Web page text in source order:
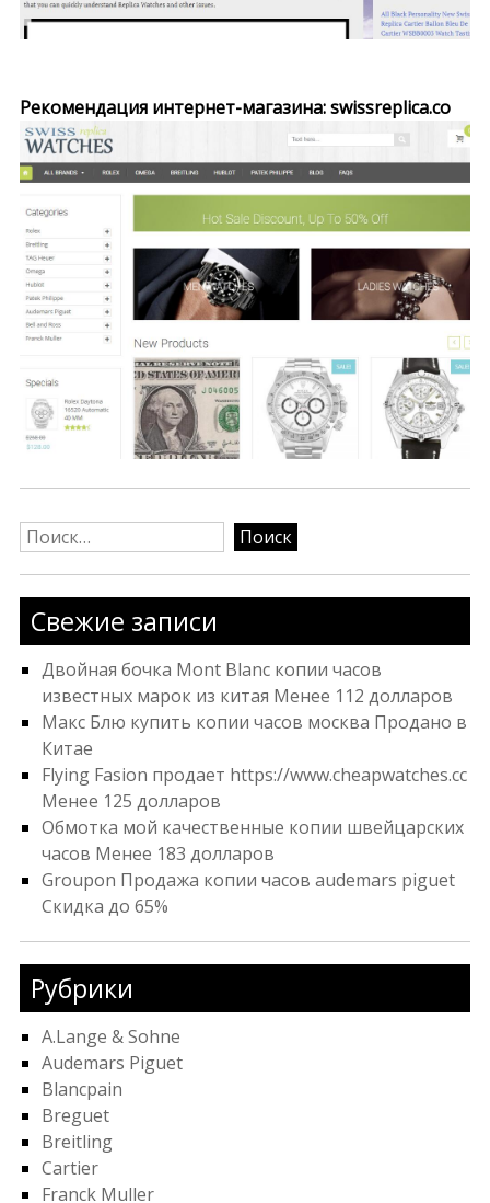
Рекомендация интернет-магазина: swissreplica.co
Найти:
Свежие записи
Двойная бочка Mont Blanc копии часов
известных марок из китая Менее 112 долларов
Макс Блю купить копии часов москва Продано в
Китае
Flying Fasion продает https://www.cheapwatches.cc
Менее 125 долларов
Обмотка мой качественные копии швейцарских
часов Менее 183 долларов
Groupon Продажа копии часов audemars piguet
Скидка до 65%
Рубрики
A.Lange & Sohne
Audemars Piguet
Blancpain
Breguet
Breitling
Cartier
Franck Muller